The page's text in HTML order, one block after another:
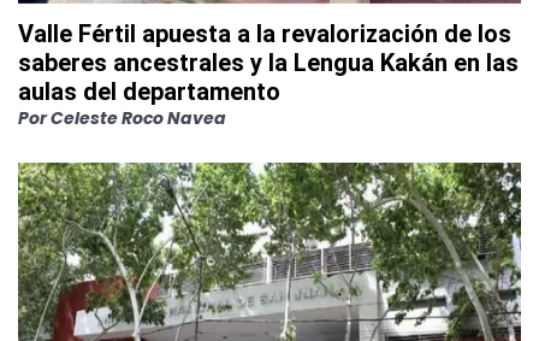
Valle Fértil apuesta a la revalorización de los
saberes ancestrales y la Lengua Kakán en las
aulas del departamento
PorCeleste Roco Navea